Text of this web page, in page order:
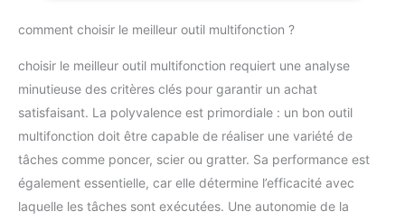
comment choisir le meilleur outil multifonction ?
choisir le meilleur outil multifonction requiert une analyse
minutieuse des critères clés pour garantir un achat
satisfaisant. La polyvalence est primordiale : un bon outil
multifonction doit être capable de réaliser une variété de
tâches comme poncer, scier ou gratter. Sa performance est
également essentielle, car elle détermine l’efficacité avec
laquelle les tâches sont exécutées. Une autonomie de la